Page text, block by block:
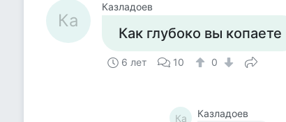
Ка
Казладоев
Как глубоко вы копаете
6 лет 10 0
Ка Казладоев